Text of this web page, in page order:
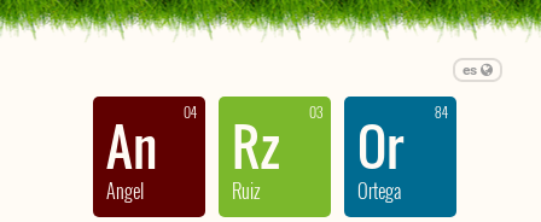
es
04
An
Angel
03
Rz
Ruiz
84
Or
Ortega